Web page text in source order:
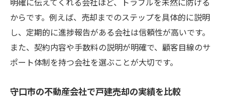
戸建売却で活きる守口市の資産価値の高め
方
守口市の地域事情を反映した戸建売却のコ
ツ
戸建売却で選ぶべき守口市の不動産会社の
からです。例えば、売却までのステップを具体的に説明
し、定期的に進捗報告がある会社は信頼性が高いです。
また、契約内容や手数料の説明が明確で、顧客目線のサ
ポート体制を持つ会社を選ぶことが大切です。
守口市の不動産会社で戸建売却の実績を比較